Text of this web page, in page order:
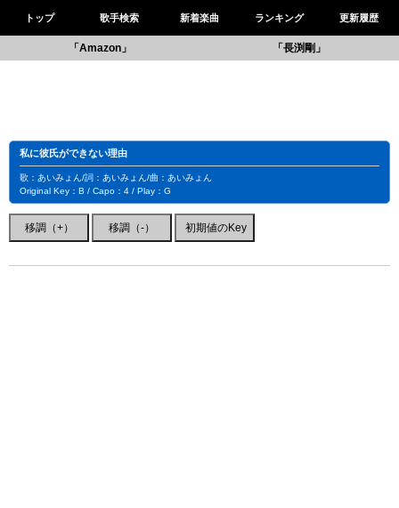
トップ 歌手検索 新着楽曲 ランキング 更新履歴
「Amazon」 「長渕剛」
私に彼氏ができない理由
歌：あいみょん/詞：あいみょん/曲：あいみょん
Original Key：B / Capo：4 / Play：G